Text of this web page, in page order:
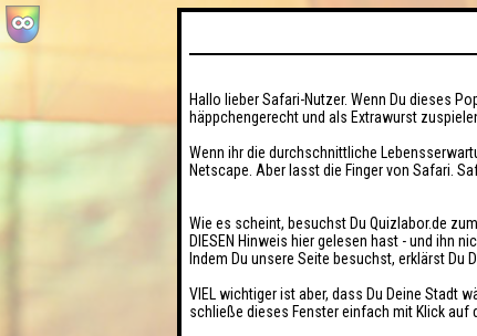
Hallo lieber Safari-Nutzer. Wenn Du dieses
häppchengerecht und als Extrawurst
Wenn ihr die durchschnittliche
Netscape. Aber lasst die Finger von Safari.
Wie es scheint, besuchst Du Quizlabor.de
DIESEN Hinweis hier gelesen hast - und ihn
Indem Du unsere Seite besuchst, erklärst Du
VIEL wichtiger ist aber, dass Du Deine Stadt
schließe dieses Fenster einfach mit Klick auf